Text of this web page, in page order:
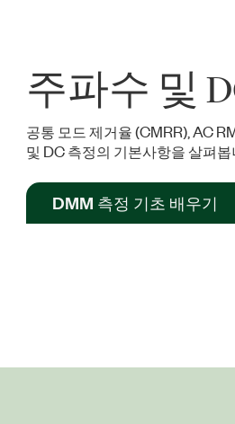
주파수 및
공통 모드 제거율 (CMRR), AC
및 DC 측정의 기본사항을 살펴봅
DMM 측정 기초 배우기